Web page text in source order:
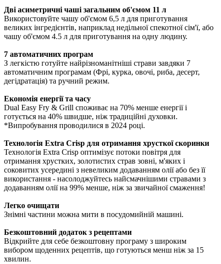
Дві асиметричні чаші загальним об'ємом 11 л
Використовуйте чашу об'ємом 6,5 л для приготування
великих інгредієнтів, наприклад недільної спекотної сім'ї, або
чашу об'ємом 4.5 л для приготування на одну людину.
7 автоматичних програм
З легкістю готуйте найрізноманітніші страви завдяки 7
автоматичним програмам (Фрі, курка, овочі, риба, десерт,
дегідратація) та ручний режим.
Економія енергії та часу
Dual Easy Fry & Grill споживає на 70% менше енергії і
готується на 40% швидше, ніж традиційні духовки.
*Випробування проводилися в 2024 році.
Технологія Extra Crisp для отримання хрусткої скоринки
Технологія Extra Crisp оптимізує потоки повітря для
отримання хрустких, золотистих страв зовні, м'яких і
соковитих усередині з невеликим додаванням олії або без її
використання - насолоджуйтесь найсмачнішими стравами з
додаванням олії на 99% менше, ніж за звичайної смаження!
Легко очищати
Знімні частини можна мити в посудомийній машині.
Безкоштовний додаток з рецептами
Відкрийте для себе безкоштовну програму з широким
вибором щоденних рецептів, що готуються менш ніж за 15
хвилин.